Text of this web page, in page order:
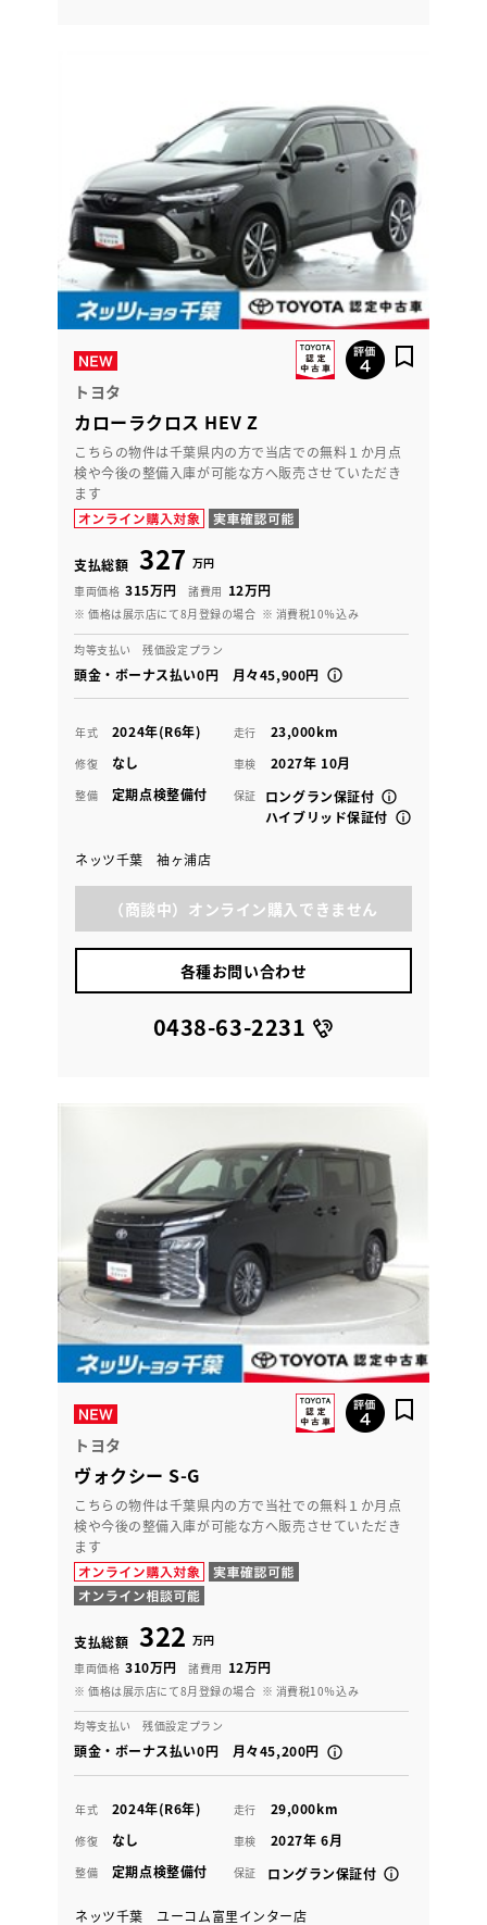
トヨタ
カローラクロス HEV Z
こちらの物件は千葉県内の方で当店での無料１か月点
検や今後の整備入庫が可能な方へ販売させていただき
ます
支払総額 327 万円
車両価格 315万円 諸費用 12万円
※ 価格は展示店にて8月登録の場合 ※ 消費税10％込み
均等支払い 残価設定プラン
頭金・ボーナス払い0円 月々45,900円
年式 2024年(R6年) 走行 23,000km
修復 なし 車検 2027年 10月
整備 定期点検整備付 保証
ロングラン保証付
ハイブリッド保証付
ネッツ千葉 袖ヶ浦店
（商談中）オンライン購入できません
各種お問い合わせ
0438-63-2231
トヨタ
ヴォクシー S-G
こちらの物件は千葉県内の方で当社での無料１か月点
検や今後の整備入庫が可能な方へ販売させていただき
ます
支払総額 322 万円
車両価格 310万円 諸費用 12万円
※ 価格は展示店にて8月登録の場合 ※ 消費税10％込み
均等支払い 残価設定プラン
頭金・ボーナス払い0円 月々45,200円
年式 2024年(R6年) 走行 29,000km
修復 なし 車検 2027年 6月
整備 定期点検整備付 保証 ロングラン保証付
ネッツ千葉 ユーコム富里インター店